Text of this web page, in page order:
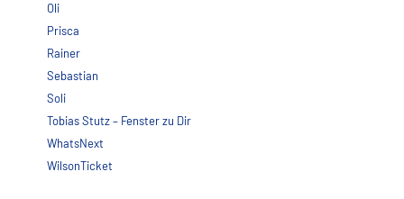
Oli
Prisca
Rainer
Sebastian
Soli
Tobias Stutz – Fenster zu Dir
WhatsNext
WilsonTicket